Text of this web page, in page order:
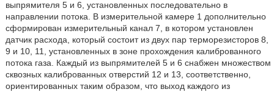
выпрямителя 5 и 6, установленных последовательно в
направлении потока. В измерительной камере 1 дополнительно
сформирован измерительный канал 7, в котором установлен
датчик расхода, который состоит из двух пар терморезисторов 8,
9 и 10, 11, установленных в зоне прохождения калиброванного
потока газа. Каждый из выпрямителей 5 и 6 снабжен множеством
сквозных калиброванных отверстий 12 и 13, соответственно,
ориентированных таким образом, что выход каждого из